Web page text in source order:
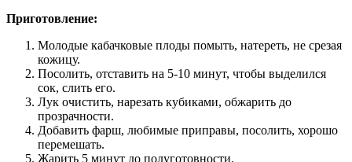
Приготовление:
Молодые кабачковые плоды помыть, натереть, не срезая
кожицу.
Посолить, отставить на 5-10 минут, чтобы выделился
сок, слить его.
Лук очистить, нарезать кубиками, обжарить до
прозрачности.
Добавить фарш, любимые приправы, посолить, хорошо
перемешать.
Жарить 5 минут до полуготовности.